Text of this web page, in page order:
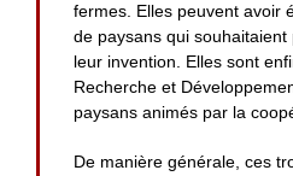
fermes. Elles peuvent avoir
de paysans qui
leur invention. Elles sont
Recherche et
paysans animés par la
De manière générale, ces